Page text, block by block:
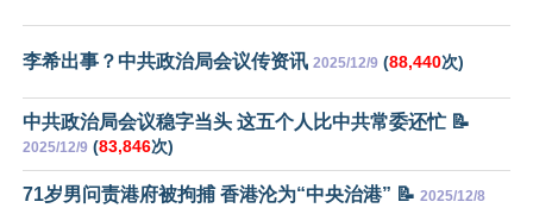
李希出事？中共政治局会议传资讯 2025/12/9 (88,440次)
中共政治局会议稳字当头 这五个人比中共常委还忙 📝
2025/12/9 (83,846次)
71岁男问责港府被拘捕 香港沦为“中央治港” 📝 2025/12/8